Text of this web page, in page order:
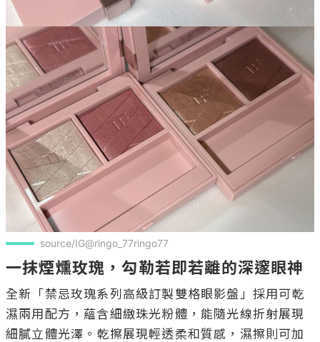
source/IG@ringo_77ringo77
一抹煙燻玫瑰，勾勒若即若離的深邃眼神
全新「禁忌玫瑰系列高級訂製雙格眼影盤」採用可乾
濕兩用配方，蘊含細緻珠光粉體，能隨光線折射展現
細膩立體光澤。乾擦展現輕透柔和質感，濕擦則可加